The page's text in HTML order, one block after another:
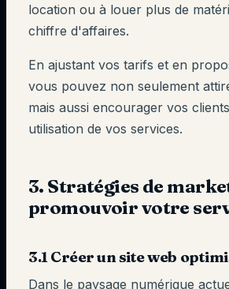
location ou à louer plus de
chiffre d'affaires.
En ajustant vos tarifs et en
vous pouvez non seulement
mais aussi encourager vos
utilisation de vos services.
3. Stratégies de
promouvoir votre
3.1 Créer un site web
Dans le paysage numérique